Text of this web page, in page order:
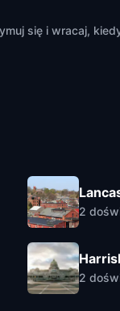
się i wracaj,
2
2